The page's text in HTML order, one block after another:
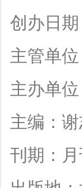
创办日
主管单
主办单
主编：
刊期：月